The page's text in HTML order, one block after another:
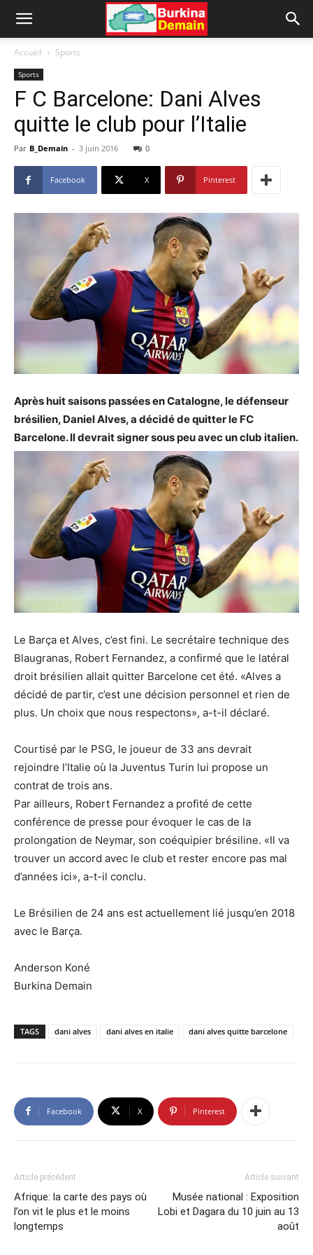
Accueil Sports
Sports
F C Barcelone: Dani Alves
quitte le club pour l’Italie
Par B_Demain - 3 juin 2016 0
Facebook X Pinterest
Après huit saisons passées en Catalogne, le défenseur
brésilien, Daniel Alves, a décidé de quitter le FC
Barcelone. Il devrait signer sous peu avec un club italien.
Le Barça et Alves, c’est fini. Le secrétaire technique des
Blaugranas, Robert Fernandez, a confirmé que le latéral
droit brésilien allait quitter Barcelone cet été. «Alves a
décidé de partir, c’est une décision personnel et rien de
plus. Un choix que nous respectons», a-t-il déclaré.
Courtisé par le PSG, le joueur de 33 ans devrait
rejoindre l’Italie où la Juventus Turin lui propose un
contrat de trois ans.
Par ailleurs, Robert Fernandez a profité de cette
conférence de presse pour évoquer le cas de la
prolongation de Neymar, son coéquipier brésiline. «Il va
trouver un accord avec le club et rester encore pas mal
d’années ici», a-t-il conclu.
Le Brésilien de 24 ans est actuellement lié jusqu’en 2018
avec le Barça.
Anderson Koné
Burkina Demain
TAGS dani alves dani alves en italie dani alves quitte barcelone
Facebook X Pinterest
Article précédent
Afrique: la carte des pays où
l’on vit le plus et le moins
longtemps
Article suivant
Musée national : Exposition
Lobi et Dagara du 10 juin au 13
août